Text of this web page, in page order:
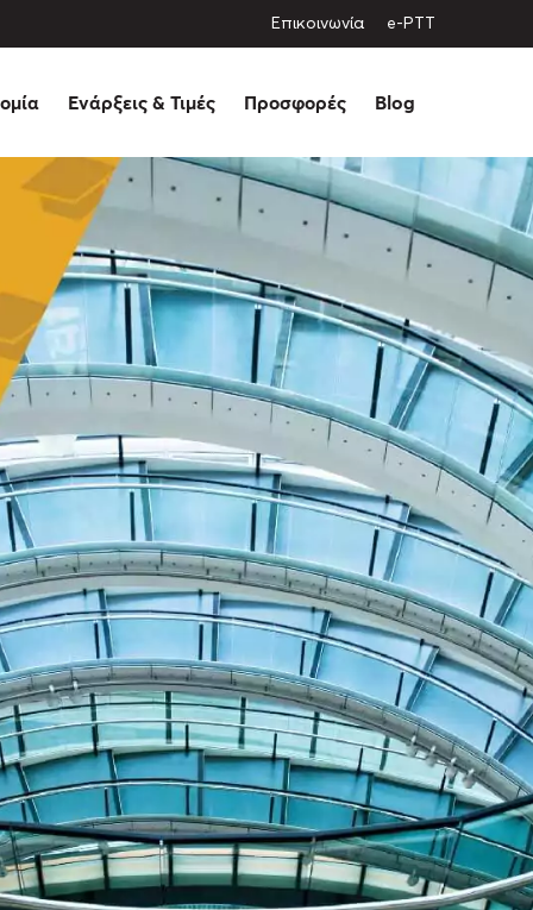
Eπικοινωνία e-PTT
Ενάρξεις & Τιμές Προσφορές Blog